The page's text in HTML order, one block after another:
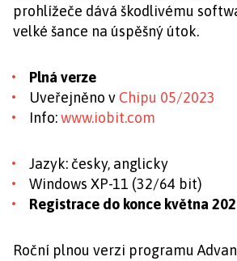
prohlížeče dává škodlivému
velké šance na úspěšný útok.
Plná verze
Uveřejněno v Chipu 05/2023
Info:www.iobit.com
Jazyk: česky, anglicky
Windows XP-11 (32/64 bit)
Registrace do konce května
Roční plnou verzi programu